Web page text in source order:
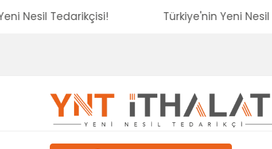
Yeni Nesil Tedarikçisi! Türkiye'nin Yeni